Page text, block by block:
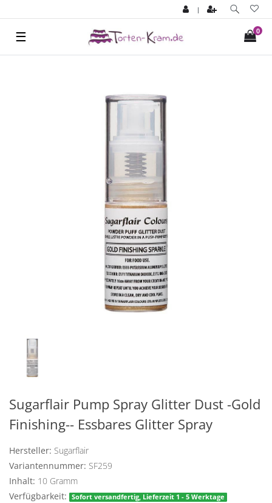
|
0
☰
Sugarflair Pump Spray Glitter Dust -Gold
Finishing-- Essbares Glitter Spray
Hersteller: Sugarflair
Variantennummer: SF259
Inhalt: 10 Gramm
Verfügbarkeit:
Sofort versandfertig, Lieferzeit 1 - 5 Werktage